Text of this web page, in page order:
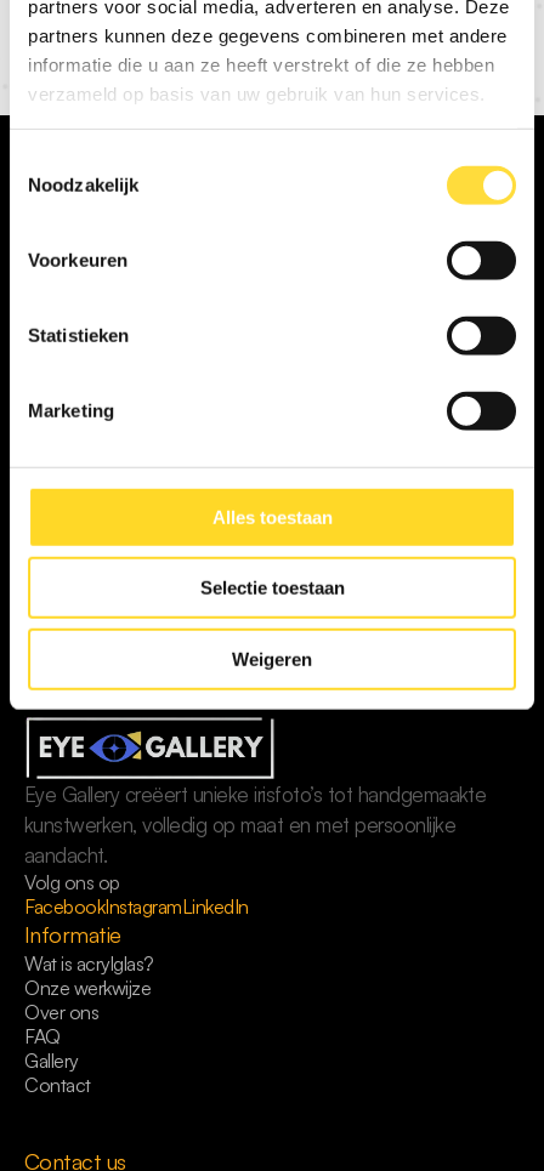
partners voor social media, adverteren en analyse. Deze
partners kunnen deze gegevens combineren met andere
informatie die u aan ze heeft verstrekt of die ze hebben
verzameld op basis van uw gebruik van hun services.
Noodzakelijk
Voorkeuren
Statistieken
Marketing
Alles toestaan
Selectie toestaan
Weigeren
online – die beleef je in
Unieke irisfotografie, met vakmanschap van opa op
kleinzoon. Persoonlijk, eerlijk en volledig op maat
gemaakt.
Eye Gallery creëert unieke irisfoto’s tot handgemaakte
kunstwerken, volledig op maat en met persoonlijke
aandacht.
Volg ons op
FacebookInstagramLinkedIn
Informatie
Wat is acrylglas?
Onze werkwijze
Over ons
FAQ
Gallery
Contact
Contact us